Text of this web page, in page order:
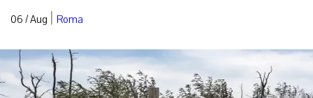
06 / Aug | Roma